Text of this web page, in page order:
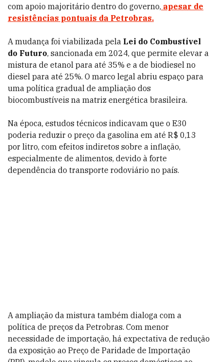
com apoio majoritário dentro do governo, apesar de
resistências pontuais da Petrobras.
A mudança foi viabilizada pela Lei do Combustível
do Futuro, sancionada em 2024, que permite elevar a
mistura de etanol para até 35% e a de biodiesel no
diesel para até 25%. O marco legal abriu espaço para
uma política gradual de ampliação dos
biocombustíveis na matriz energética brasileira.
Na época, estudos técnicos indicavam que o E30
poderia reduzir o preço da gasolina em até R$ 0,13
por litro, com efeitos indiretos sobre a inflação,
especialmente de alimentos, devido à forte
dependência do transporte rodoviário no país.
A ampliação da mistura também dialoga com a
política de preços da Petrobras. Com menor
necessidade de importação, há expectativa de redução
da exposição ao Preço de Paridade de Importação